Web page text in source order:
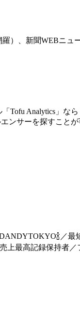
）、新聞WEBニュ
Tofu Analytics」なら
ンサーを探すことが
／最
上最高記録保持者